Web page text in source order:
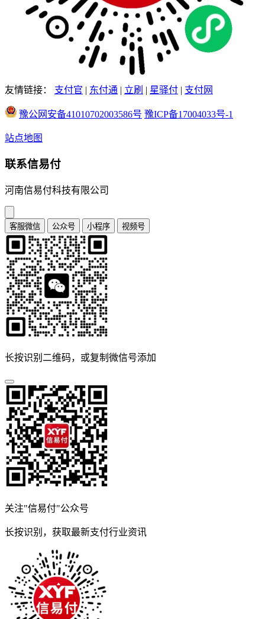
友情链接： 支付官 | 东付通 | 立刷 | 星驿付 | 支付网
豫公网安备41010702003586号 豫ICP备17004033号-1
站点地图
联系信易付
河南信易付科技有限公司
客服微信 公众号 小程序 视频号
长按识别二维码，或复制微信号添加
关注"信易付"公众号
长按识别，获取最新支付行业资讯